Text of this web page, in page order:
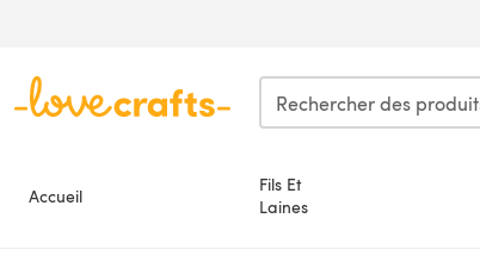
Accueil
Fils Et
Laines